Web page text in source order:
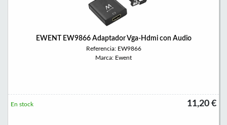
EWENT EW9866 Adaptador Vga-Hdmi con Audio
Referencia: EW9866
Marca: Ewent
11,20 €
En stock